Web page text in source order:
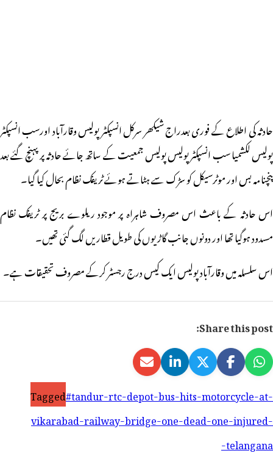
حادثہ کی اطلاع کے فوری بعدراج شیکھر سرکل انسپکٹر پولیس وقارآباد اورسب انسپکٹر
پولیس لکشمیا سب انسپکٹر پولیس پولیس جمعیت کے ساتھ جائے حادثہ پر پہنچ گئے بعد
پنچنامہ بس اور موٹرسیکل کو سڑک سے ہٹاتے ہوئے ٹریفک نظام بحال کیا گیا۔
اس حادثہ کے باعث اس مصروف شاہراہ پر موجود ریلوے بریج پر ٹریفک نظام
مسدود ہوگیا تھا اور دونوں جانب گاڑیوں کی طویل قطاریں لگ گئی تھیں۔
اس سلسلہ میں وقارآباد پولیس ایک کیس درج رجسٹر کرکے مصروف تحقیقات ہے۔
Share this post:
Tagged#tandur-rtc-depot-bus-hits-motorcycle-at-
vikarabad-railway-bridge-one-dead-one-injured-
telangana-